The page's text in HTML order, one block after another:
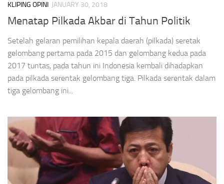
KLIPING OPINI JANUARY 30, 2018
Menatap Pilkada Akbar di Tahun Politik
Setelah gelaran pemilihan kepala daerah (pilkada) seretak
gelombang pertama pada 2015 dan gelombang kedua pada
2017 tuntas, pada tahun ini Indonesia kembali dihadapkan
pada pilkada serentak gelombang tiga. Pilkada serentak dalam
tiga gelombang ini...